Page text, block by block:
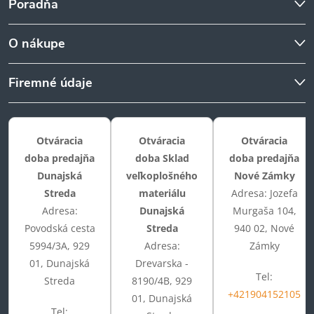
Poradňa
O nákupe
Firemné údaje
Otváracia
doba predajňa
Dunajská
Streda
Adresa:
Povodská cesta
5994/3A, 929
01, Dunajská
Streda
Tel:
Otváracia
doba Sklad
veľkoplošného
materiálu
Dunajská
Streda
Adresa:
Drevarska -
8190/4B, 929
01, Dunajská
Otváracia
doba predajňa
Nové Zámky
Adresa: Jozefa
Murgaša 104,
940 02, Nové
Zámky
Tel:
+421904152105